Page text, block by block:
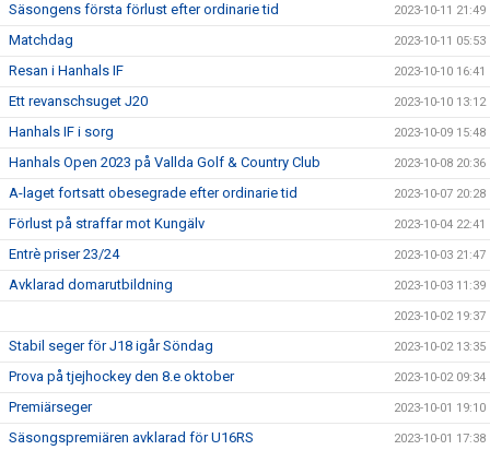
Säsongens första förlust efter ordinarie tid 2023-10-11 21:49
Matchdag 2023-10-11 05:53
Resan i Hanhals IF 2023-10-10 16:41
Ett revanschsuget J20 2023-10-10 13:12
Hanhals IF i sorg 2023-10-09 15:48
Hanhals Open 2023 på Vallda Golf & Country Club 2023-10-08 20:36
A-laget fortsatt obesegrade efter ordinarie tid 2023-10-07 20:28
Förlust på straffar mot Kungälv 2023-10-04 22:41
Entrè priser 23/24 2023-10-03 21:47
Avklarad domarutbildning 2023-10-03 11:39
2023-10-02 19:37
Stabil seger för J18 igår Söndag 2023-10-02 13:35
Prova på tjejhockey den 8.e oktober 2023-10-02 09:34
Premiärseger 2023-10-01 19:10
Säsongspremiären avklarad för U16RS 2023-10-01 17:38